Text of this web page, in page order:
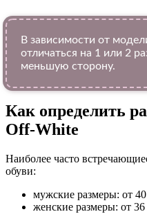
В зависимости от
отличаться на 1 или 2
меньшую сторону.
Как определить
Off-White
Наиболее часто
обуви:
мужские размеры: от
женские размеры: от 36